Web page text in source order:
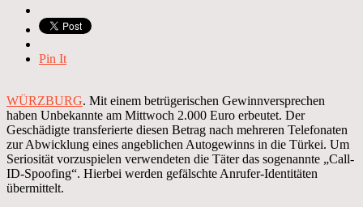
Pin It
WÜRZBURG. Mit einem betrügerischen Gewinnversprechen
haben Unbekannte am Mittwoch 2.000 Euro erbeutet. Der
Geschädigte transferierte diesen Betrag nach mehreren Telefonaten
zur Abwicklung eines angeblichen Autogewinns in die Türkei. Um
Seriosität vorzuspielen verwendeten die Täter das sogenannte „Call-
ID-Spoofing“. Hierbei werden gefälschte Anrufer-Identitäten
übermittelt.